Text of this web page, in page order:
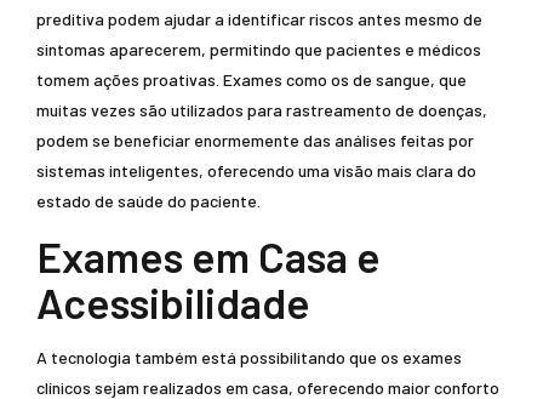
preditiva podem ajudar a identificar riscos antes mesmo de
sintomas aparecerem, permitindo que pacientes e médicos
tomem ações proativas. Exames como os de sangue, que
muitas vezes são utilizados para rastreamento de doenças,
podem se beneficiar enormemente das análises feitas por
sistemas inteligentes, oferecendo uma visão mais clara do
estado de saúde do paciente.
Exames em Casa e
Acessibilidade
A tecnologia também está possibilitando que os exames
clínicos sejam realizados em casa, oferecendo maior conforto